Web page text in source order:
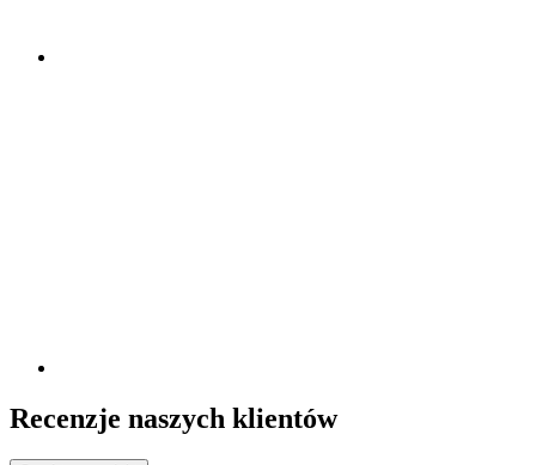
Recenzje naszych klientów